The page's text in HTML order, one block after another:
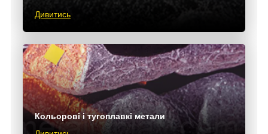
Дивитись
Кольорові і тугоплавкі метали